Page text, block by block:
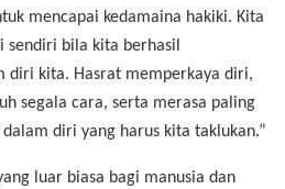
mencapai kedamaina hakiki. Kita
bila kita berhasil
diri kita. Hasrat memperkaya diri,
segala cara, serta merasa paling
diri yang harus kita taklukan.”
luar biasa bagi manusia dan